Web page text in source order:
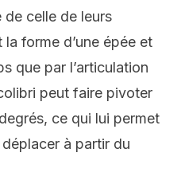
celle de leurs
forme d’une épée et
que par l’articulation
peut faire pivoter
ce qui lui permet
déplacer à partir du